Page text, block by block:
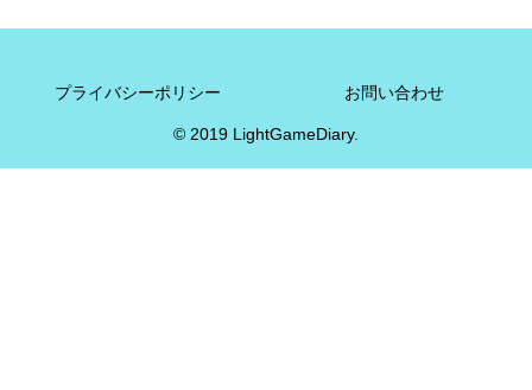
プライバシーポリシー お問い合わせ
© 2019 LightGameDiary.